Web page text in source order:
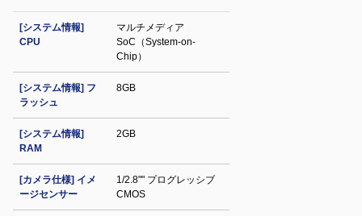
[システム情報]
CPU
マルチメディア
SoC（System-on-
Chip）
[システム情報] フ
ラッシュ
8GB
[システム情報]
RAM
2GB
[カメラ仕様] イメ
ージセンサー
1/2.8"" プログレッシブ
CMOS